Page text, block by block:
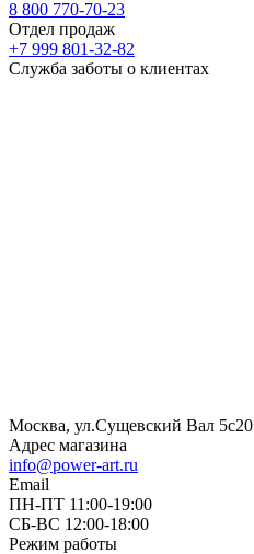
8 800 770-70-23
Отдел продаж
+7 999 801-32-82
Служба заботы о клиентах
Москва, ул.Сущевский Вал 5с20
Адрес магазина
info@power-art.ru
Email
ПН-ПТ 11:00-19:00
СБ-ВС 12:00-18:00
Режим работы